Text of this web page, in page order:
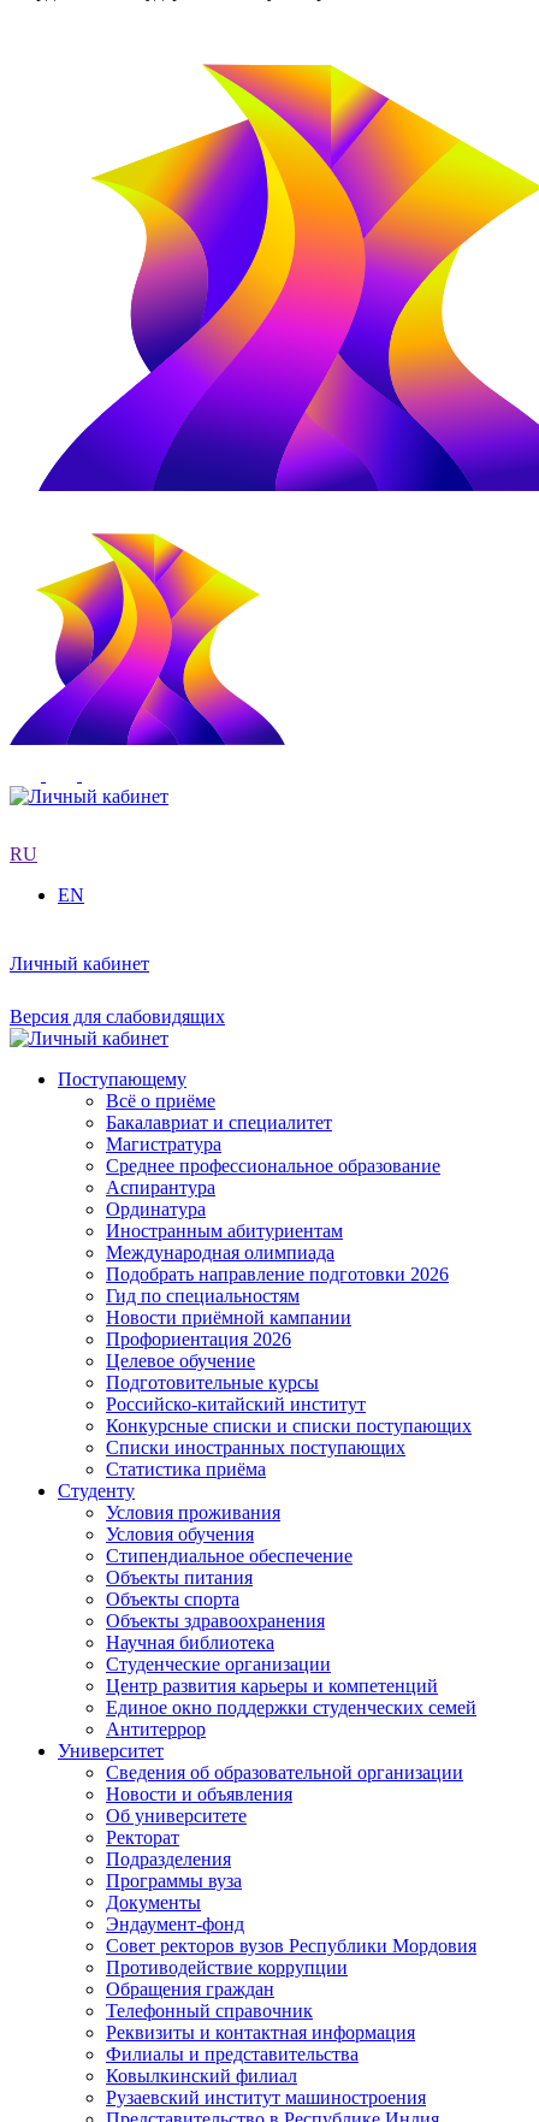
RU
EN
Личный кабинет
Версия для слабовидящих
Поступающему
Всё о приёме
Бакалавриат и специалитет
Магистратура
Среднее профессиональное образование
Аспирантура
Ординатура
Иностранным абитуриентам
Международная олимпиада
Подобрать направление подготовки 2026
Гид по специальностям
Новости приёмной кампании
Профориентация 2026
Целевое обучение
Подготовительные курсы
Российско-китайский институт
Конкурсные списки и списки поступающих
Списки иностранных поступающих
Статистика приёма
Студенту
Условия проживания
Условия обучения
Стипендиальное обеспечение
Объекты питания
Объекты спорта
Объекты здравоохранения
Научная библиотека
Студенческие организации
Центр развития карьеры и компетенций
Единое окно поддержки студенческих семей
Антитеррор
Университет
Сведения об образовательной организации
Новости и объявления
Об университете
Ректорат
Подразделения
Программы вуза
Документы
Эндаумент-фонд
Совет ректоров вузов Республики Мордовия
Противодействие коррупции
Обращения граждан
Телефонный справочник
Реквизиты и контактная информация
Филиалы и представительства
Ковылкинский филиал
Рузаевский институт машиностроения